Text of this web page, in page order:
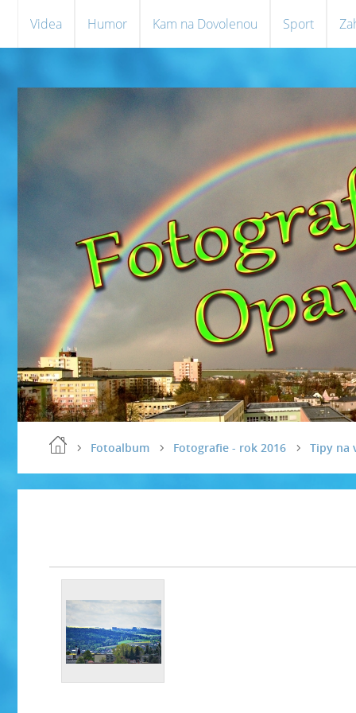
Videa Humor Kam na Dovolenou Sport
Fotoalbum Fotografie - rok 2016 Tipy na